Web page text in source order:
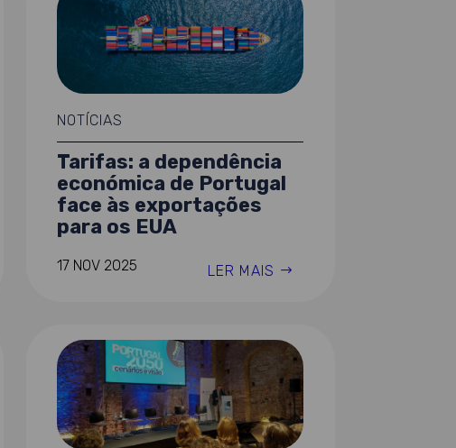
NOTÍCIAS
Tarifas: a dependência
económica de Portugal
face às exportações
para os EUA
17 NOV 2025 LER MAIS